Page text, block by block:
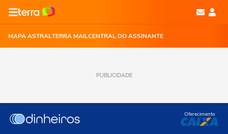
MAPA ASTRALTERRA MAILCENTRAL DO ASSINANTE
PUBLICIDADE
Oferecimento